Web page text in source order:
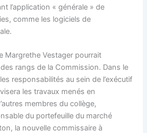
l’application « générale » de
comme les logiciels de
Margrethe Vestager pourrait
rangs de la Commission. Dans le
responsabilités au sein de l’exécutif
les travaux menés en
membres du collège,
du portefeuille du marché
la nouvelle commissaire à